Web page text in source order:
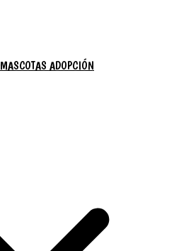
MASCOTAS ADOPCIÓN